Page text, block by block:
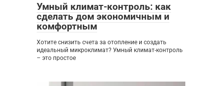
Умный климат-контроль: как
сделать дом экономичным и
комфортным
Хотите снизить счета за отопление и создать
идеальный микроклимат? Умный климат-контроль
– это простое